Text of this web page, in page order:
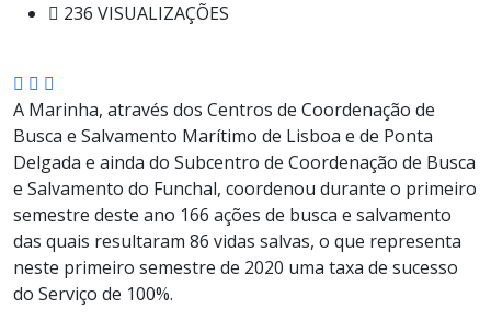
236 VISUALIZAÇÕES
A Marinha, através dos Centros de Coordenação de
Busca e Salvamento Marítimo de Lisboa e de Ponta
Delgada e ainda do Subcentro de Coordenação de Busca
e Salvamento do Funchal, coordenou durante o primeiro
semestre deste ano 166 ações de busca e salvamento
das quais resultaram 86 vidas salvas, o que representa
neste primeiro semestre de 2020 uma taxa de sucesso
do Serviço de 100%.